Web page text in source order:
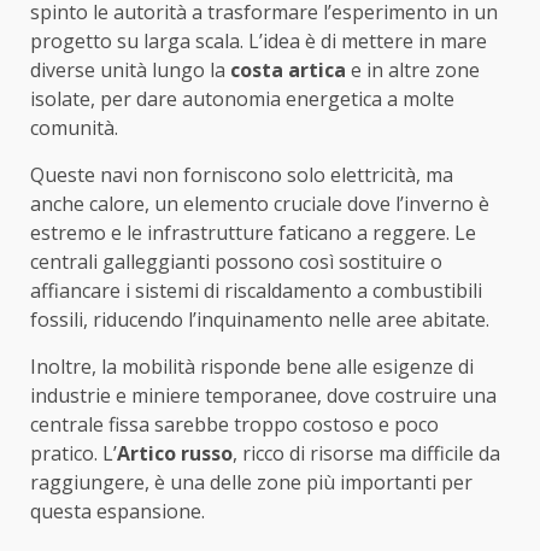
spinto le autorità a trasformare l’esperimento in un
progetto su larga scala. L’idea è di mettere in mare
diverse unità lungo la costa artica e in altre zone
isolate, per dare autonomia energetica a molte
comunità.
Queste navi non forniscono solo elettricità, ma
anche calore, un elemento cruciale dove l’inverno è
estremo e le infrastrutture faticano a reggere. Le
centrali galleggianti possono così sostituire o
affiancare i sistemi di riscaldamento a combustibili
fossili, riducendo l’inquinamento nelle aree abitate.
Inoltre, la mobilità risponde bene alle esigenze di
industrie e miniere temporanee, dove costruire una
centrale fissa sarebbe troppo costoso e poco
pratico. L’Artico russo, ricco di risorse ma difficile da
raggiungere, è una delle zone più importanti per
questa espansione.